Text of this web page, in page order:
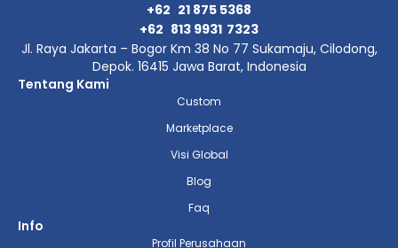
+62 21 875 5368
+62 813 9931 7323
Jl. Raya Jakarta – Bogor Km 38 No 77 Sukamaju, Cilodong,
Depok. 16415 Jawa Barat, Indonesia
Tentang Kami
Custom
Marketplace
Visi Global
Blog
Faq
Info
Profil Perusahaan